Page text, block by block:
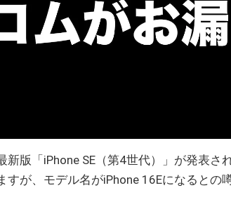
新版「iPhone SE（第4世代）」が発表さ
すが、モデル名がiPhone 16Eになるとの